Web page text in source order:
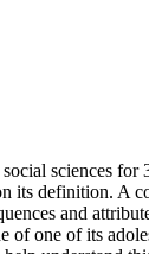
sciences
its definition. A
and
of one of its